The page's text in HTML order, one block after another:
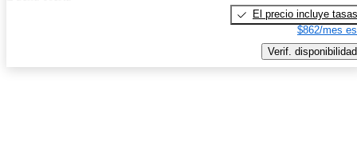
El precio incluye tasas
$862/mes
Verif. disponibilidad